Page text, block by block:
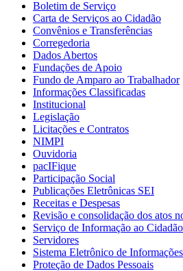
Boletim de Serviço
Carta de Serviços ao Cidadão
Convênios e Transferências
Corregedoria
Dados Abertos
Fundações de Apoio
Fundo de Amparo ao Trabalhador
Informações Classificadas
Institucional
Legislação
Licitações e Contratos
NIMPI
Ouvidoria
pacIFique
Participação Social
Publicações Eletrônicas SEI
Receitas e Despesas
Revisão e consolidação dos atos
Serviço de Informação ao
Servidores
Sistema Eletrônico de Informações
Proteção de Dados Pessoais